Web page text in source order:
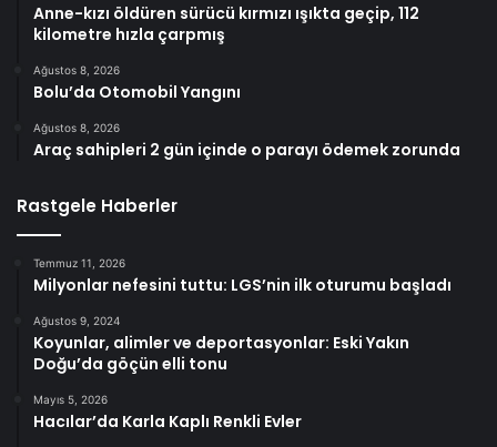
Anne-kızı öldüren sürücü kırmızı ışıkta geçip, 112
kilometre hızla çarpmış
Ağustos 8, 2026
Bolu’da Otomobil Yangını
Ağustos 8, 2026
Araç sahipleri 2 gün içinde o parayı ödemek zorunda
Rastgele Haberler
Temmuz 11, 2026
Milyonlar nefesini tuttu: LGS’nin ilk oturumu başladı
Ağustos 9, 2024
Koyunlar, alimler ve deportasyonlar: Eski Yakın
Doğu’da göçün elli tonu
Mayıs 5, 2026
Hacılar’da Karla Kaplı Renkli Evler